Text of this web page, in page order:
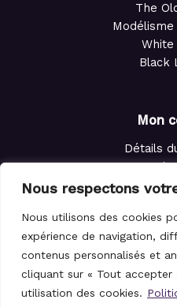
Nous respectons
Nous utilisons des cookies
expérience de navigation,
contenus personnalisés et
cliquant sur « Tout accepter
utilisation des cookies.
The
Black
Mon
Détails
© 2021-2026 Le Magicien